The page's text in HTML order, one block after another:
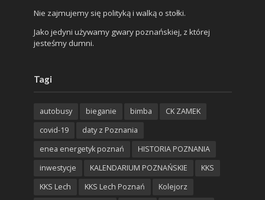
Nie zajmujemy się polityką i walką o stołki.
Jako jedyni używamy gwary poznańskiej, z której
jesteśmy dumni.
Tagi
autobusy bieganie bimba
CK ZAMEK
covid-19
daty z Poznania
enea energetyk poznań
HISTORIA POZNANIA
inwestycje
KALENDARIUM POZNAŃSKIE
KKS
KKS Lech
KKS Lech Poznań
Kolejorz